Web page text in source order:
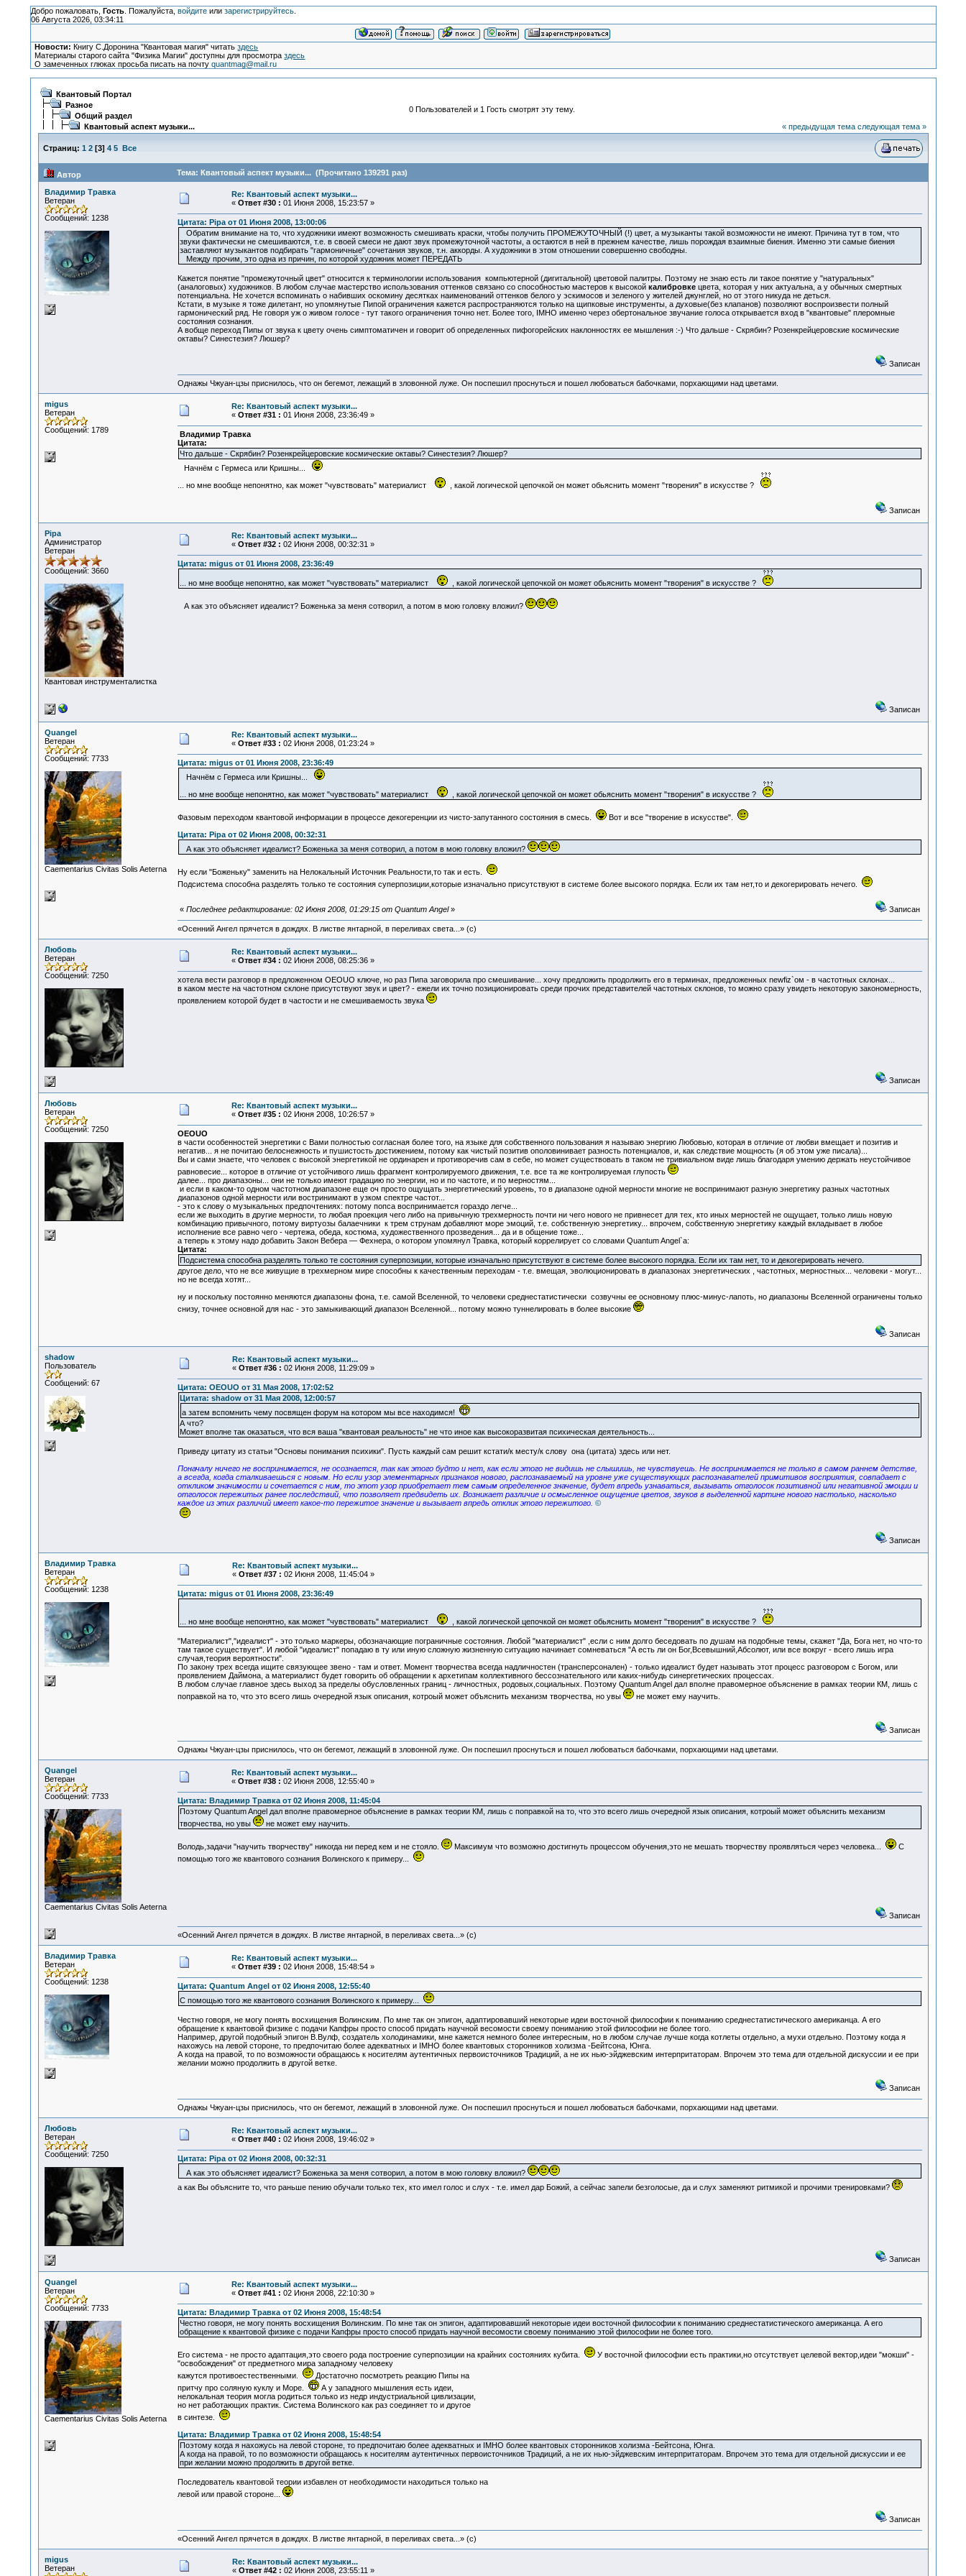
Добро пожаловать, Гость. Пожалуйста, войдитеили зарегистрируйтесь.
06 Августа 2026, 03:34:11
Новости: Книгу С.Доронина "Квантовая магия" читатьздесь
Материалы старого сайта "Физика Магии" доступны для просмотраздесь
О замеченных глюках просьба писать на почтуquantmag@mail.ru
Квантовый Портал
Разное
Общий раздел
Квантовый аспект музыки...
0 Пользователей и 1 Гость смотрят эту тему.
« предыдущая тема следующая тема »
Страниц: 1 2[3] 4 5 Все
Автор Тема: Квантовый аспект музыки... (Прочитано 139291 раз)
Владимир Травка
Ветеран
Сообщений: 1238
Re: Квантовый аспект музыки...
« Ответ #30 : 01 Июня 2008, 15:23:57 »
Цитата: Pipa от 01 Июня 2008, 13:00:06
Обратим внимание на то, что художники имеют возможность смешивать краски, чтобы получить ПРОМЕЖУТОЧНЫЙ (!) цвет, а музыканты такой возможности не имеют. Причина тут в том, что
звуки фактически не смешиваются, т.е. в своей смеси не дают звук промежуточной частоты, а остаются в ней в прежнем качестве, лишь порождая взаимные биения. Именно эти самые биения
заставляют музыкантов подбирать "гармоничные" сочетания звуков, т.н. аккорды. А художники в этом отношении совершенно свободны.
Между прочим, это одна из причин, по которой художник может ПЕРЕДАТЬ
Кажется понятие "промежуточный цвет" относится к терминологии использования компьютерной (дигитальной) цветовой палитры. Поэтому не знаю есть ли такое понятие у "натуральных"
(аналоговых) художников. В любом случае мастерство использования оттенков связано со способностью мастеров к высокой калибровкецвета, которая у них актуальна, а у обычных смертных
потенциальна. Не хочется вспоминать о набивших оскомину десятках наименований оттенков белого у эскимосов и зеленого у жителей джунглей, но от этого никуда не деться.
Кстати, в музыке я тоже дилетант, но упомянутые Пипой ограничения кажется распространяются только на щипковые инструменты, а духовые(без клапанов) позволяют воспроизвести полный
гармонический ряд. Не говоря уж о живом голосе - тут такого ограничения точно нет. Более того, IMHO именно через обертональное звучание голоса открывается вход в "квантовые" плеромные
состояния сознания.
А вобще переход Пипы от звука к цвету очень симптоматичен и говорит об определенных пифогорейских наклонностях ее мышления :-) Что дальше - Скрябин? Розенкрейцеровские космические
октавы? Синестезия? Люшер?
Записан
Однажы Чжуан-цзы приснилось, что он бегемот, лежащий в зловонной луже. Он поспешил проснуться и пошел любоваться бабочками, порхающими над цветами.
migus
Ветеран
Сообщений: 1789
Re: Квантовый аспект музыки...
« Ответ #31 : 01 Июня 2008, 23:36:49 »
Владимир Травка
Цитата:
Что дальше - Скрябин? Розенкрейцеровские космические октавы? Синестезия? Люшер?
Начнём с Гермеса или Кришны...
... но мне вообще непонятно, как может "чувствовать" материалист
, какой логической цепочкой он может обьяснить момент "творения" в искусстве ?
Записан
Pipa
Администратор
Ветеран
Сообщений: 3660
Квантовая инструменталистка
Re: Квантовый аспект музыки...
« Ответ #32 : 02 Июня 2008, 00:32:31 »
Цитата: migus от 01 Июня 2008, 23:36:49
... но мне вообще непонятно, как может "чувствовать" материалист , какой логической цепочкой он может обьяснить момент "творения" в искусстве ?
А как это объясняет идеалист? Боженька за меня сотворил, а потом в мою головку вложил?
Записан
Quangel
Ветеран
Сообщений: 7733
Сaementarius Civitas Solis Aeterna
Re: Квантовый аспект музыки...
« Ответ #33 : 02 Июня 2008, 01:23:24 »
Цитата: migus от 01 Июня 2008, 23:36:49
Начнём с Гермеса или Кришны...
... но мне вообще непонятно, как может "чувствовать" материалист
, какой логической цепочкой он может обьяснить момент "творения" в искусстве ?
Фазовым переходом квантовой информации в процессе декогеренции из чисто-запутанного состояния в смесь.
Вот и все "творение в искусстве".
Цитата: Pipa от 02 Июня 2008, 00:32:31
А как это объясняет идеалист? Боженька за меня сотворил, а потом в мою головку вложил?
Ну если "Боженьку" заменить на Нелокальный Источник Реальности,то так и есть.
Подсистема способна разделять только те состояния суперпозиции,которые изначально присутствуют в системе более высокого порядка. Если их там нет,то и декогерировать нечего.
« Последнее редактирование: 02 Июня 2008, 01:29:15 от Quantum Angel» Записан
«Осенний Ангел прячется в дождях. В листве янтарной, в переливах света...» (c)
Любовь
Ветеран
Сообщений: 7250
Re: Квантовый аспект музыки...
« Ответ #34 : 02 Июня 2008, 08:25:36 »
хотела вести разговор в предложенном OEOUO ключе, но раз Пипа заговорила про смешивание... хочу предложить продолжить его в терминах, предложенных newfiz`ом - в частотных склонах...
в каком месте на частотном склоне присутствуют звук и цвет? - ежели их точно позиционировать среди прочих представителей частотных склонов, то можно сразу увидеть некоторую закономерность,
проявлением которой будет в частости и не смешиваемость звука
Записан
Любовь
Ветеран
Сообщений: 7250
Re: Квантовый аспект музыки...
« Ответ #35 : 02 Июня 2008, 10:26:57 »
OEOUO
в части особенностей энергетики с Вами полностью согласная более того, на языке для собственного пользования я называю энергию Любовью, которая в отличие от любви вмещает и позитив и
негатив... я не почитаю белоснежность и пушистость достижением, потому как чистый позитив ополовинивает разность потенциалов, и, как следствие мощность (я об этом уже писала)...
Вы и сами знаете, что человек с высокой энергетикой не ординарен и противоречив сам в себе, но может существовать в таком не тривиальном виде лишь благодаря умению держать неустойчивое
равновесие... которое в отличие от устойчивого лишь фрагмент контролируемого движения, т.е. все та же контролируемая глупость
далее... про диапазоны... они не только имеют градацию по энергии, но и по частоте, и по мерностям...
и если в каком-то одном частотном диапазоне еще оч просто ощущать энергетический уровень, то в диапазоне одной мерности многие не воспринимают разную энергетику разных частотных
диапазонов одной мерности или востринимают в узком спектре частот...
- это к слову о музыкальных предпочтениях: потому попса воспринимается гораздо легче...
если же выходить в другие мерности, то любая проекция чего либо на привычную трехмерность почти ни чего нового не привнесет для тех, кто иных мерностей не ощущает, только лишь новую
комбинацию привычного, потому виртуозы балаечники к трем струнам добавляют море эмоций, т.е. собственную энергетику... впрочем, собственную энергетику каждый вкладывает в любое
исполнение все равно чего - чертежа, обеда, костюма, художественного прозведения... да и в общение тоже...
а теперь к этому надо добавить Закон Вебера — Фехнера, о котором упомянул Травка, который коррелирует со словами Quantum Angel`а:
Цитата:
Подсистема способна разделять только те состояния суперпозиции, которые изначально присутствуют в системе более высокого порядка. Если их там нет, то и декогерировать нечего.
другое дело, что не все живущие в трехмерном мире способны к качественным переходам - т.е. вмещая, эволюционировать в диапазонах энергетических , частотных, мерностных... человеки - могут...
но не всегда хотят...
ну и поскольку постоянно меняются диапазоны фона, т.е. самой Вселенной, то человеки среднестатистически созвучны ее основному плюс-минус-лапоть, но диапазоны Вселенной ограничены только
снизу, точнее основной для нас - это замыкивающий диапазон Вселенной... потому можно туннелировать в более высокие
Записан
shadow
Пользователь
Сообщений: 67
Re: Квантовый аспект музыки...
« Ответ #36 : 02 Июня 2008, 11:29:09 »
Цитата: OEOUO от 31 Мая 2008, 17:02:52
Цитата: shadow от 31 Мая 2008, 12:00:57
а затем вспомнить чему посвящен форум на котором мы все находимся!
А что?
Может вполне так оказаться, что вся ваша "квантовая реальность" не что иное как высокоразвитая психическая деятельность...
Приведу цитату из статьи "Основы понимания психики". Пусть каждый сам решит кстати/к месту/к слову она (цитата) здесь или нет.
Поначалу ничего не воспринимается, не осознается, так как этого будто и нет, как если этого не видишь не слышишь, не чувствуешь. Не воспринимается не только в самом раннем детстве,
а всегда, когда сталкиваешься с новым. Но если узор элементарных признаков нового, распознаваемый на уровне уже существующих распознавателей примитивов восприятия, совпадает с
откликом значимости и сочетается с ним, то этот узор приобретает тем самым определенное значение, будет впредь узнаваться, вызывать отголосок позитивной или негативной эмоции и
отголосок пережитых ранее последствий, что позволяет предвидеть их. Возникает различие и осмысленное ощущение цветов, звуков в выделенной картине нового настолько, насколько
каждое из этих различий имеет какое-то пережитое значение и вызывает впредь отклик этого пережитого. ©
Записан
Владимир Травка
Ветеран
Сообщений: 1238
Re: Квантовый аспект музыки...
« Ответ #37 : 02 Июня 2008, 11:45:04 »
Цитата: migus от 01 Июня 2008, 23:36:49
... но мне вообще непонятно, как может "чувствовать" материалист , какой логической цепочкой он может обьяснить момент "творения" в искусстве ?
"Материалист","идеалист" - это только маркеры, обозначающие пограничные состояния. Любой "материалист" ,если с ним долго беседовать по душам на подобные темы, скажет "Да, Бога нет, но что-то
там такое существует". И любой "идеалист" попадаю в ту или иную сложную жизненную ситуацию начинает сомневаться "А есть ли он Бог,Всевышний,Абсолют, или все вокруг - всего лишь игра
случая,теория вероятности".
По закону трех всегда ищите связующее звено - там и ответ. Момент творчества всегда надличностен (трансперсонален) - только идеалист будет называть этот процесс разговором с Богом, или
проявлением Даймона, а материалист будет говорить об обращении к архетипам коллективного бессознательного или каких-нибудь синергетических процессах.
В любом случае главное здесь выход за пределы обусловленных границ - личностных, родовых,социальных. Поэтому Quantum Angel дал вполне правомерное объяснение в рамках теории КМ, лишь с
поправкой на то, что это всего лишь очередной язык описания, котроый может объяснить механизм творчества, но увы
не может ему научить.
Записан
Однажы Чжуан-цзы приснилось, что он бегемот, лежащий в зловонной луже. Он поспешил проснуться и пошел любоваться бабочками, порхающими над цветами.
Quangel
Ветеран
Сообщений: 7733
Сaementarius Civitas Solis Aeterna
Re: Квантовый аспект музыки...
« Ответ #38 : 02 Июня 2008, 12:55:40 »
Цитата: Владимир Травка от 02 Июня 2008, 11:45:04
Поэтому Quantum Angel дал вполне правомерное объяснение в рамках теории КМ, лишь с поправкой на то, что это всего лишь очередной язык описания, котроый может объяснить механизм
творчества, но увы
не может ему научить.
Володь,задачи "научить творчеству" никогда ни перед кем и не стояло. Максимум что возможно достигнуть процессом обучения,это не мешать творчеству проявляться через человека...
С
помощью того же квантового сознания Волинского к примеру...
Записан
«Осенний Ангел прячется в дождях. В листве янтарной, в переливах света...» (c)
Владимир Травка
Ветеран
Сообщений: 1238
Re: Квантовый аспект музыки...
« Ответ #39 : 02 Июня 2008, 15:48:54 »
Цитата: Quantum Angel от 02 Июня 2008, 12:55:40
С помощью того же квантового сознания Волинского к примеру...
Честно говоря, не могу понять восхищения Волинским. По мне так он эпигон, адаптировавший некоторые идеи восточной философии к пониманию среднестатистического американца. А его
обращение к квантовой физике с подачи Капфры просто способ придать научной весомости своему пониманию этой философии не более того.
Например, другой подобный эпигон В.Вулф, создатель холодинамики, мне кажется немного более интересным, но в любом случае лучше когда котлеты отдельно, а мухи отдельно. Поэтому когда я
нахожусь на левой стороне, то предпочитаю более адекватных и IMHO более квантовых сторонников холизма -Бейтсона, Юнга.
А когда на правой, то по возможности обращаюсь к носителям аутентичных первоисточников Традиций, а не их нью-эйджевским интерпритаторам. Впрочем это тема для отдельной дискуссии и ее при
желании можно продолжить в другой ветке.
Записан
Однажы Чжуан-цзы приснилось, что он бегемот, лежащий в зловонной луже. Он поспешил проснуться и пошел любоваться бабочками, порхающими над цветами.
Любовь
Ветеран
Сообщений: 7250
Re: Квантовый аспект музыки...
« Ответ #40 : 02 Июня 2008, 19:46:02 »
Цитата: Pipa от 02 Июня 2008, 00:32:31
А как это объясняет идеалист? Боженька за меня сотворил, а потом в мою головку вложил?
а как Вы объясните то, что раньше пению обучали только тех, кто имел голос и слух - т.е. имел дар Божий, а сейчас запели безголосые, да и слух заменяют ритмикой и прочими тренировками?
Записан
Quangel
Ветеран
Сообщений: 7733
Сaementarius Civitas Solis Aeterna
Re: Квантовый аспект музыки...
« Ответ #41 : 02 Июня 2008, 22:10:30 »
Цитата: Владимир Травка от 02 Июня 2008, 15:48:54
Честно говоря, не могу понять восхищения Волинским. По мне так он эпигон, адаптировавший некоторые идеи восточной философии к пониманию среднестатистического американца. А его
обращение к квантовой физике с подачи Капфры просто способ придать научной весомости своему пониманию этой философии не более того.
Его система - не просто адаптация,это своего рода построение суперпозиции на крайних состояниях кубита.
У восточной философии есть практики,но отсутствует целевой вектор,идеи "мокши" -
"освобождения" от предметного мира западному человеку
кажутся противоестественными.
Достаточно посмотреть реакцию Пипы на
притчу про соляную куклу и Море.
А у западного мышления есть идеи,
нелокальная теория могла родиться только из недр индустриальной цивлизации,
но нет работающих практик. Система Волинского как раз соединяет то и другое
в синтезе.
Цитата: Владимир Травка от 02 Июня 2008, 15:48:54
Поэтому когда я нахожусь на левой стороне, то предпочитаю более адекватных и IMHO более квантовых сторонников холизма -Бейтсона, Юнга.
А когда на правой, то по возможности обращаюсь к носителям аутентичных первоисточников Традиций, а не их нью-эйджевским интерпритаторам. Впрочем это тема для отдельной дискуссии и ее
при желании можно продолжить в другой ветке.
Последователь квантовой теории избавлен от необходимости находиться только на
левой или правой стороне...
Записан
«Осенний Ангел прячется в дождях. В листве янтарной, в переливах света...» (c)
migus
Ветеран
Re: Квантовый аспект музыки...
« Ответ #42 : 02 Июня 2008, 23:55:11 »